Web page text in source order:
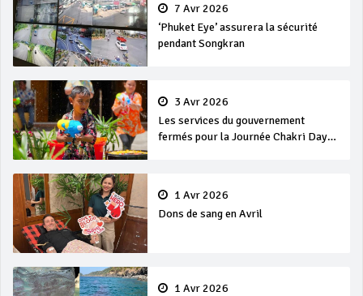
7 Avr 2026
‘Phuket Eye’ assurera la sécurité
pendant Songkran
3 Avr 2026
Les services du gouvernement
fermés pour la Journée Chakri Day
1 Avr 2026
Dons de sang en Avril
1 Avr 2026